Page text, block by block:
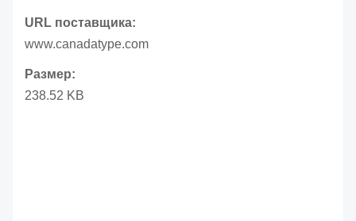
URL поставщика:
www.canadatype.com
Размер:
238.52 KB